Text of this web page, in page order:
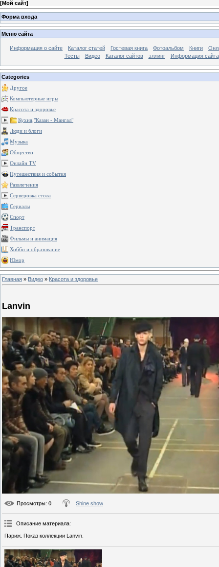
[Мой сайт]
Форма входа
Меню сайта
Информация о сайте Каталог статей Гостевая книга Фотоальбом Книги
Тесты
Видео Каталог сайтов эллинг Информация сайта
Categories
Другое
Компьютерные игры
Красота и здоровье
Кухня,"Казан - Мангал"
Люди и блоги
Музыка
Общество
Онлайн TV
Путешествия и события
Развлечения
Серверовка стола
Сериалы
Спорт
Транспорт
Фильмы и анимация
Хобби и образование
Юмор
Главная » Видео » Красота и здоровье
Lanvin
Просмотры: 0 Shine show
Описание материала:
Париж. Показ коллекции Lanvin.